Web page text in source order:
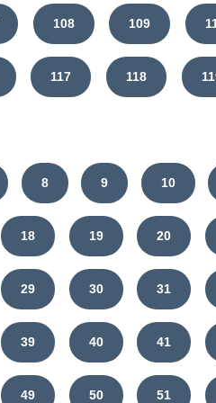
108 109
117 118
8 9 10
18 19 20
29 30 31
39 40 41
49 50 51